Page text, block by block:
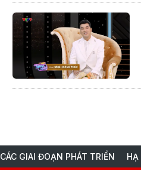
CÁC GIAI ĐOẠN PHÁT TRIỂN HẠ